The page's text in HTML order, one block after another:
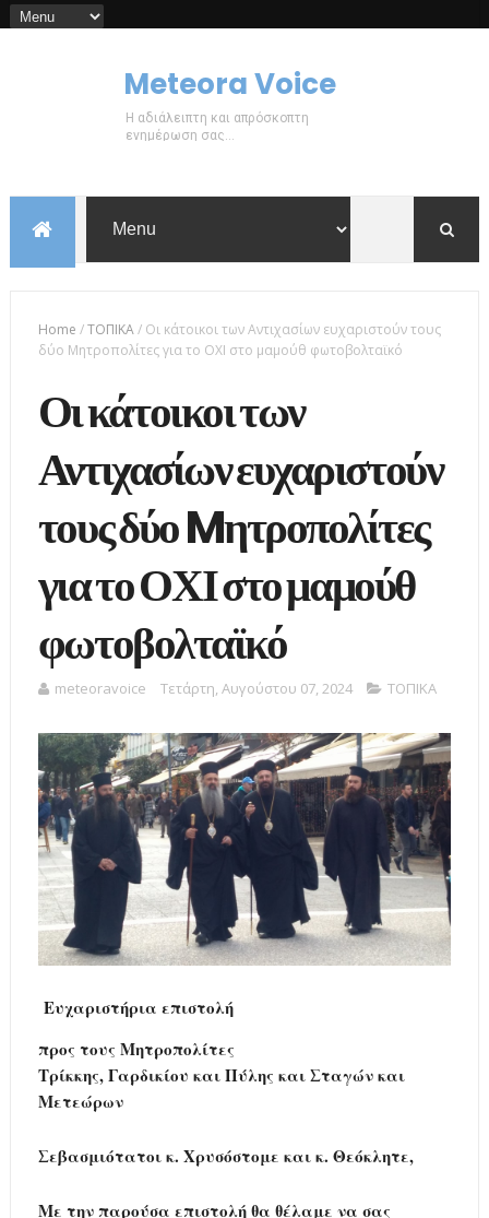
Meteora Voice
Η αδιάλειπτη και απρόσκοπτη
ενημέρωση σας...
Home /ΤΟΠΙΚΑ/ Οι κάτοικοι των Αντιχασίων ευχαριστούν τους
δύο Mητροπολίτες για το ΟΧΙ στο μαμούθ φωτοβολταϊκό
Οι κάτοικοι των
Αντιχασίων ευχαριστούν
τους δύο Mητροπολίτες
για το ΟΧΙ στο μαμούθ
φωτοβολταϊκό
meteoravoice Τετάρτη, Αυγούστου 07, 2024 ΤΟΠΙΚΑ
Ευχαριστήρια επιστολή
προς τους Μητροπολίτες
Τρίκκης, Γαρδικίου και Πύλης και Σταγών και
Μετεώρων
Σεβασμιότατοι κ. Χρυσόστομε και κ. Θεόκλητε,
Με την παρούσα επιστολή θα θέλαμε να σας